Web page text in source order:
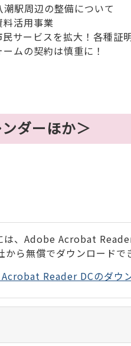
駅周辺の整備について
料活用事業
サービスを拡大！各種証
ムの契約は慎重に！
ダーほか＞
は、Adobe Acrobat
ら無償でダウンロードで
Reader DCのダウ